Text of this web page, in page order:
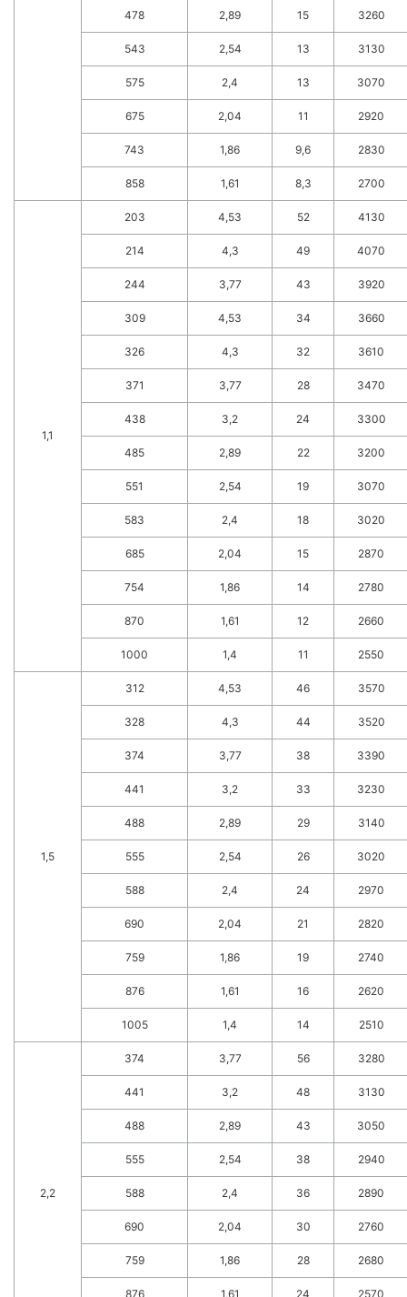
478 2,89 15 3260
543 2,54 13 3130
575 2,4 13 3070
675 2,04 11 2920
743 1,86 9,6 2830
858 1,61 8,3 2700
1,1
203 4,53 52 4130
214 4,3 49 4070
244 3,77 43 3920
309 4,53 34 3660
326 4,3 32 3610
371 3,77 28 3470
438 3,2 24 3300
485 2,89 22 3200
551 2,54 19 3070
583 2,4 18 3020
685 2,04 15 2870
754 1,86 14 2780
870 1,61 12 2660
1000 1,4 11 2550
1,5
312 4,53 46 3570
328 4,3 44 3520
374 3,77 38 3390
441 3,2 33 3230
488 2,89 29 3140
555 2,54 26 3020
588 2,4 24 2970
690 2,04 21 2820
759 1,86 19 2740
876 1,61 16 2620
1005 1,4 14 2510
2,2
374 3,77 56 3280
441 3,2 48 3130
488 2,89 43 3050
555 2,54 38 2940
588 2,4 36 2890
690 2,04 30 2760
759 1,86 28 2680
876 1,61 24 2570